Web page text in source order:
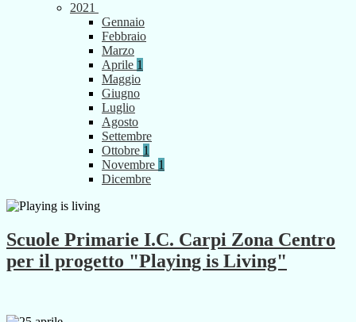
2021
Gennaio
Febbraio
Marzo
Aprile 1
Maggio
Giugno
Luglio
Agosto
Settembre
Ottobre 1
Novembre 1
Dicembre
Scuole Primarie I.C. Carpi Zona Centro
per il progetto "Playing is Living"